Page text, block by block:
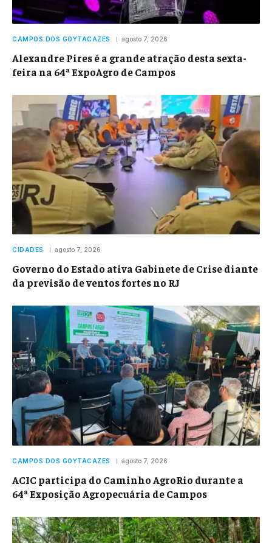
CAMPOS DOS GOYTACAZES agosto 7, 2026
Alexandre Pires é a grande atração desta sexta-
feira na 64ª ExpoAgro de Campos
CIDADES agosto 7, 2026
Governo do Estado ativa Gabinete de Crise diante
da previsão de ventos fortes no RJ
CAMPOS DOS GOYTACAZES agosto 7, 2026
ACIC participa do Caminho AgroRio durante a
64ª Exposição Agropecuária de Campos